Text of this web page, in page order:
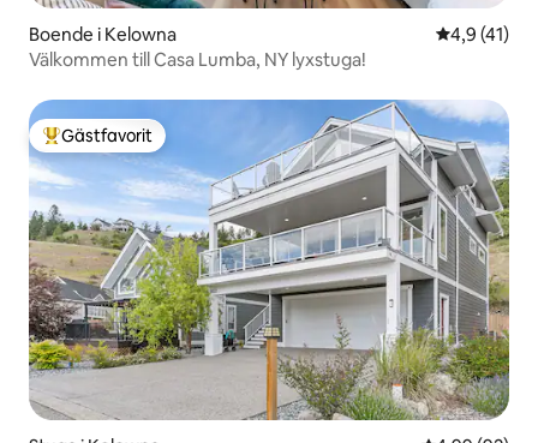
Boende i Kelowna 4,9 av 5 i
4,9 (41)
Välkommen till Casa Lumba, NY lyxstuga!
Populär gästfavorit
Gästfavorit